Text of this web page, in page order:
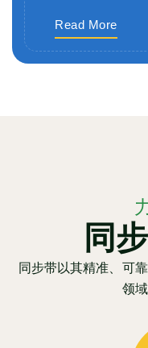
Read More
同
同步带以其精准、可
领